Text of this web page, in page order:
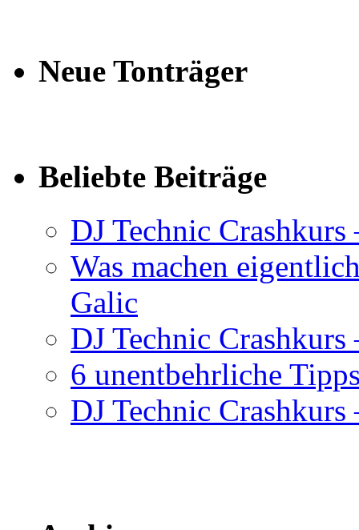
Neue Tonträger
Beliebte Beiträge
DJ Technic
Was machen
Galic
DJ Technic
6 unentbehrliche
DJ Technic